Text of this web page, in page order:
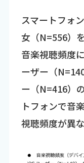
スマートフォ
女（N=556）
音楽視聴頻度
ーザー（
ー（N=416）
トフォンで音
視聴頻度が異